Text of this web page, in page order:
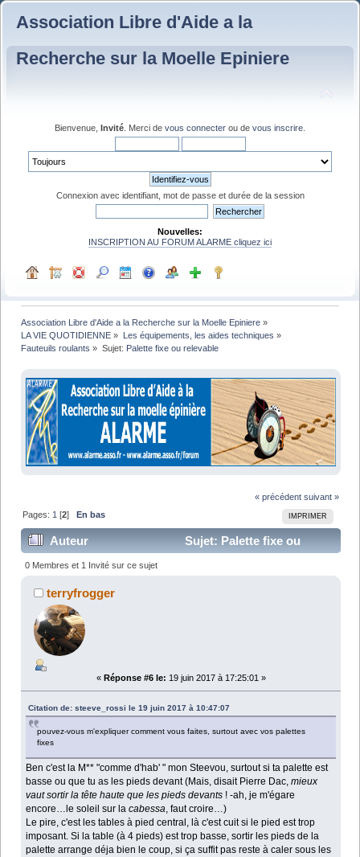
Association Libre d'Aide a la
Recherche sur la Moelle Epiniere
Bienvenue, Invité . Merci de vous connecter ou de vous inscrire
Connexion avec identifiant, mot de passe et durée de la session
Nouvelles:
INSCRIPTION AU FORUM ALARME cliquez ici
Association Libre d'Aide a la Recherche sur la Moelle Epiniere »
LA VIE QUOTIDIENNE » Les équipements, les aides techniques »
Fauteuils roulants » Sujet: Palette fixe ou relevable
« précédent suivant »
IMPRIMER
Pages: 1 [2] En bas
Auteur
Sujet: Palette fixe ou
relevable (Lu 27564 fois)
0 Membres et 1 Invité sur ce sujet
terryfrogger
« Réponse #6 le: 19 juin 2017 à 17:25:01 »
Citation de: steeve_rossi le 19 juin 2017 à 10:47:07
pouvez-vous m'expliquer comment vous faites, surtout avec vos palettes
fixes
Ben c'est la M** "comme d'hab' " mon Steevou, surtout si ta palette est
basse ou que tu as les pieds devant (Mais, disait Pierre Dac,mieux
vaut sortir la tête haute que les pieds devants ! -ah, je m'égare
encore…le soleil sur lacabessa, faut croire…)
Le pire, c'est les tables à pied central, là c'est cuit si le pied est trop
imposant. Si la table (à 4 pieds) est trop basse, sortir les pieds de la
palette arrange déja bien le coup, si ça suffit pas reste à caler sous les